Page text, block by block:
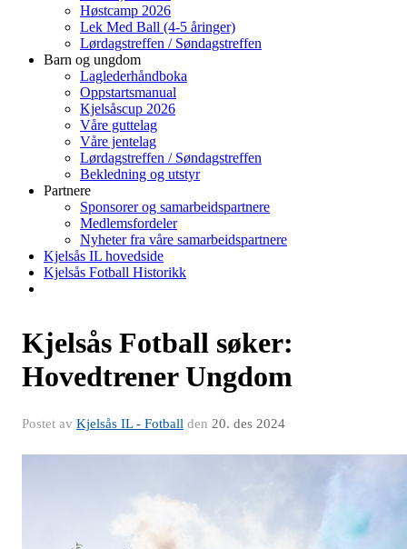
Høstcamp 2026
Lek Med Ball (4-5 åringer)
Lørdagstreffen / Søndagstreffen
Barn og ungdom
Laglederhåndboka
Oppstartsmanual
Kjelsåscup 2026
Våre guttelag
Våre jentelag
Lørdagstreffen / Søndagstreffen
Bekledning og utstyr
Partnere
Sponsorer og samarbeidspartnere
Medlemsfordeler
Nyheter fra våre samarbeidspartnere
Kjelsås IL hovedside
Kjelsås Fotball Historikk
Kjelsås Fotball søker:
Hovedtrener Ungdom
Postet av Kjelsås IL - Fotball den 20. des 2024